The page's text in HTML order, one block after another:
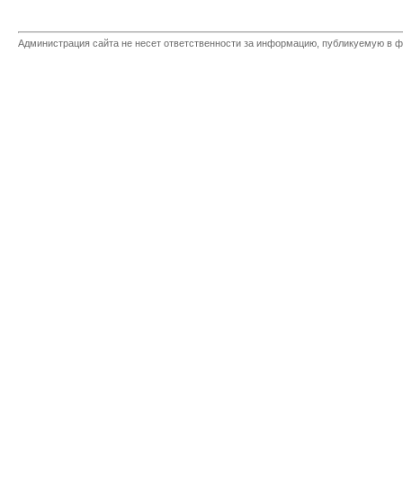
Администрация сайта не несет ответственности за информацию, публикуемую